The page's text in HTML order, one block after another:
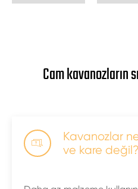
Cam kavanozların

Kavanozlar
ve kare değil?